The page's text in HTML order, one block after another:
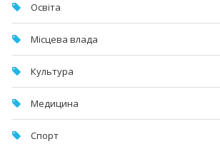
Освіта
Місцева влада
Культура
Медицина
Спорт